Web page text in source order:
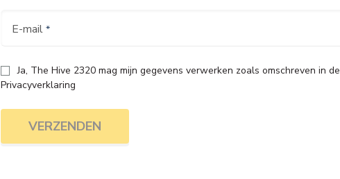
E-mail
Ja, The Hive 2320 mag mijn gegevens verwerken zoals omschreven in de
Privacyverklaring
VERZENDEN